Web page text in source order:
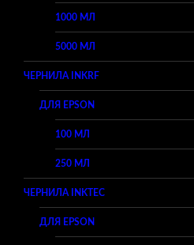
1000 МЛ
5000 МЛ
ЧЕРНИЛА INKRF
ДЛЯ EPSON
100 МЛ
250 МЛ
ЧЕРНИЛА INKTEC
ДЛЯ EPSON